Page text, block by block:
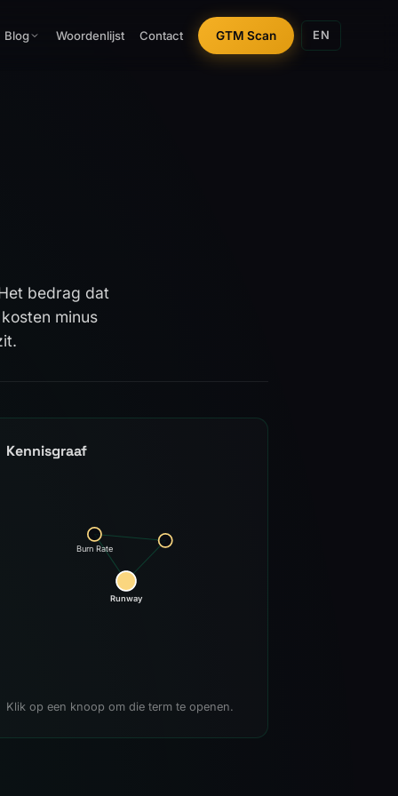
Blog Woordenlijst Contact GTM Scan EN
bedrag dat
minus
Kennisgraaf
Runway
Burn Rate
Klik op een knoop om die term te openen.